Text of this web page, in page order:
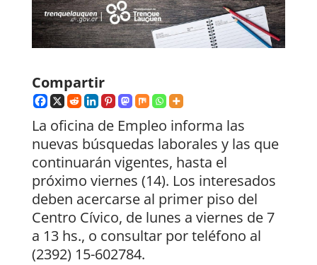
Compartir
La oficina de Empleo informa las
nuevas búsquedas laborales y las que
continuarán vigentes, hasta el
próximo viernes (14). Los interesados
deben acercarse al primer piso del
Centro Cívico, de lunes a viernes de 7
a 13 hs., o consultar por teléfono al
(2392) 15-602784.